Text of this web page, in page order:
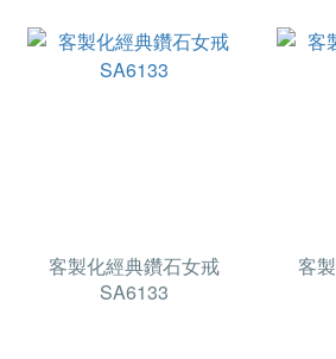
客製化經典鑽石女戒
SA6133
客